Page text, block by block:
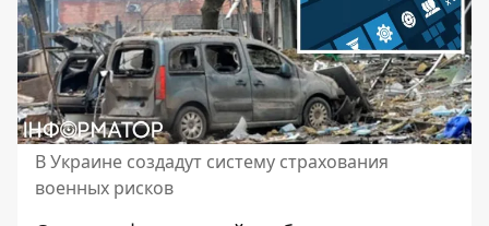
В Украине создадут систему страхования
военных рисков